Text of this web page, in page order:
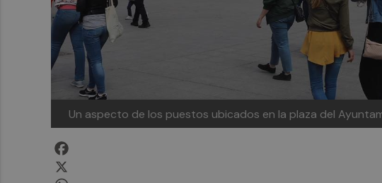
Un aspecto de los puestos ubicados en la plaza del